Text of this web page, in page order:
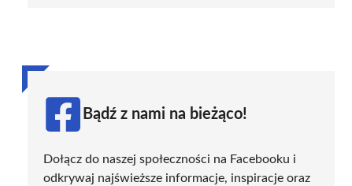
Bądź z nami na bieżąco!
Dołącz do naszej społeczności na Facebooku i
odkrywaj najświeższe informacje, inspiracje oraz